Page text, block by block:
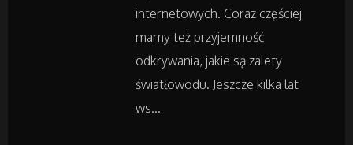
Informatyczne
Restauracje, Catering
internetowych. Coraz częściej
mamy też przyjemność
odkrywania, jakie są zalety
światłowodu. Jeszcze kilka lat
ws...